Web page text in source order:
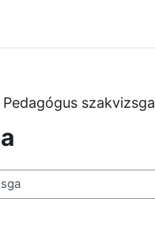
Pedagógus szakvizsga